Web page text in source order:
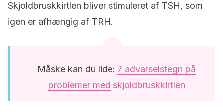
Skjoldbruskkirtlen bliver stimuleret af TSH, som
igen er afhængig af TRH.
Måske kan du lide: 7 advarselstegn på
problemer med skjoldbruskkirtlen